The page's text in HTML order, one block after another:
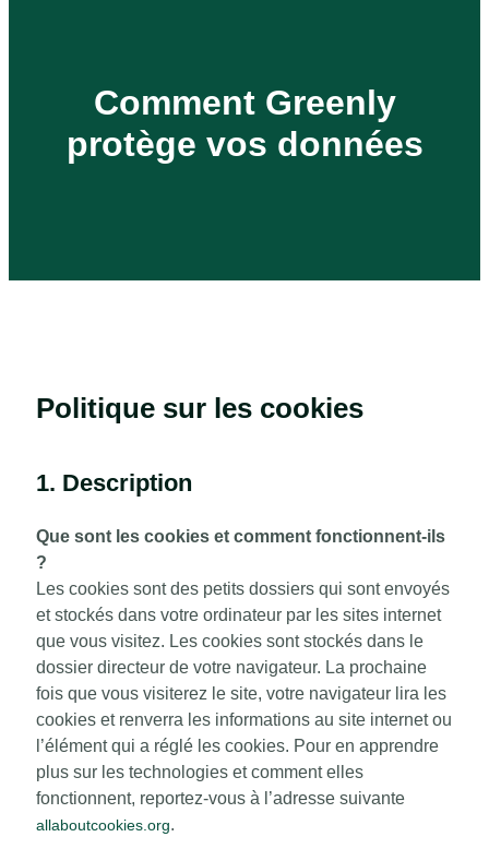
Comment Greenly
protège vos données
Politique sur les cookies
1. Description
Que sont les cookies et comment fonctionnent-ils
?
Les cookies sont des petits dossiers qui sont envoyés
et stockés dans votre ordinateur par les sites internet
que vous visitez. Les cookies sont stockés dans le
dossier directeur de votre navigateur. La prochaine
fois que vous visiterez le site, votre navigateur lira les
cookies et renverra les informations au site internet ou
l’élément qui a réglé les cookies. Pour en apprendre
plus sur les technologies et comment elles
fonctionnent, reportez-vous à l’adresse suivante
allaboutcookies.org.